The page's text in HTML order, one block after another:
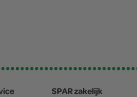
SPAR zakelijk